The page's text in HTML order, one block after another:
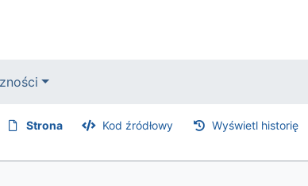
Strona Kod źródłowy Wyświetl historię